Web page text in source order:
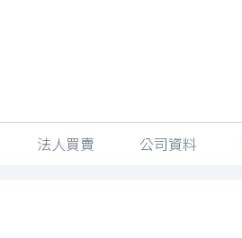
法人買賣 公司資料